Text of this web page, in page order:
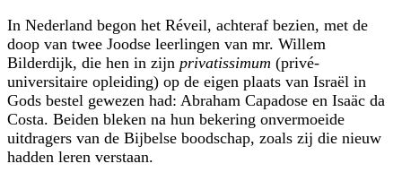
In Nederland begon het Réveil, achteraf bezien, met de
doop van twee Joodse leerlingen van mr. Willem
Bilderdijk, die hen in zijn privatissimum (privé-
universitaire opleiding) op de eigen plaats van Israël in
Gods bestel gewezen had: Abraham Capadose en Isaäc da
Costa. Beiden bleken na hun bekering onvermoeide
uitdragers van de Bijbelse boodschap, zoals zij die nieuw
hadden leren verstaan.